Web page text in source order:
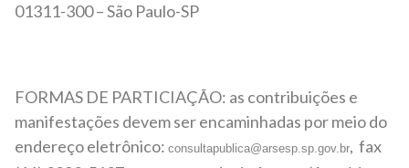
01311-300 – São Paulo-SP
FORMAS DE PARTICIAÇÃO: as contribuições e
manifestações devem ser encaminhadas por meio do
endereço eletrônico: consultapublica@arsesp.sp.gov.br, fax